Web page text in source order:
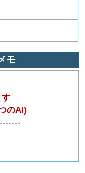
モ
す
のAI)